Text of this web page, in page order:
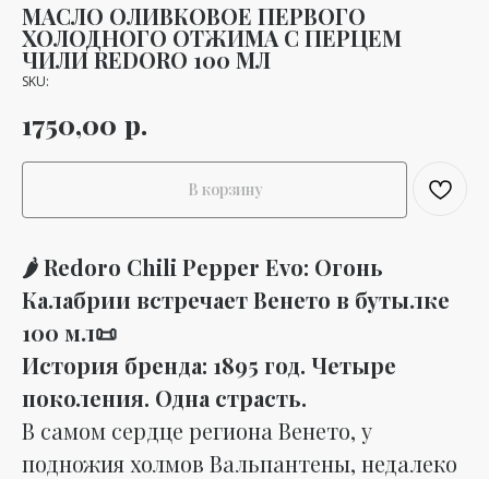
МАСЛО ОЛИВКОВОЕ ПЕРВОГО
ХОЛОДНОГО ОТЖИМА С ПЕРЦЕМ
ЧИЛИ REDORO 100 МЛ
SKU:
1750,00 р.
В корзину
🌶️ Redoro Chili Pepper Evo: Огонь
Калабрии встречает Венето в бутылке
100 мл📜
История бренда: 1895 год. Четыре
поколения. Одна страсть.
В самом сердце региона Венето, у
подножия холмов Вальпантены, недалеко